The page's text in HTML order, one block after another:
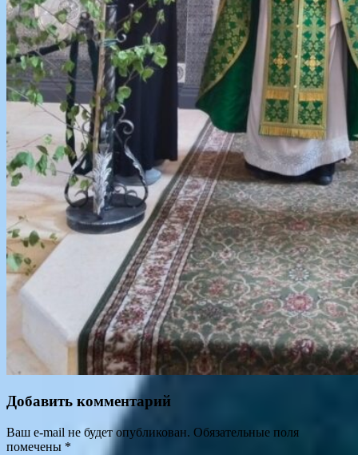
Добавить комментарий
Ваш e-mail не будет опубликован. Обязательные поля
помечены *